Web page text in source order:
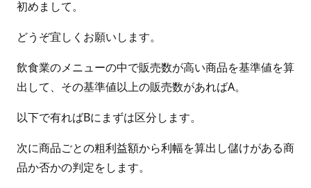
初めまして。
どうぞ宜しくお願いします。
飲食業のメニューの中で販売数が高い商品を基準値を算
出して、その基準値以上の販売数があればA。
以下で有ればBにまずは区分します。
次に商品ごとの粗利益額から利幅を算出し儲けがある商
品か否かの判定をします。